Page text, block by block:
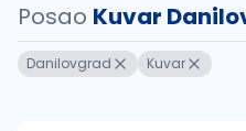
Posao Kuvar
Danilovgrad Kuvar